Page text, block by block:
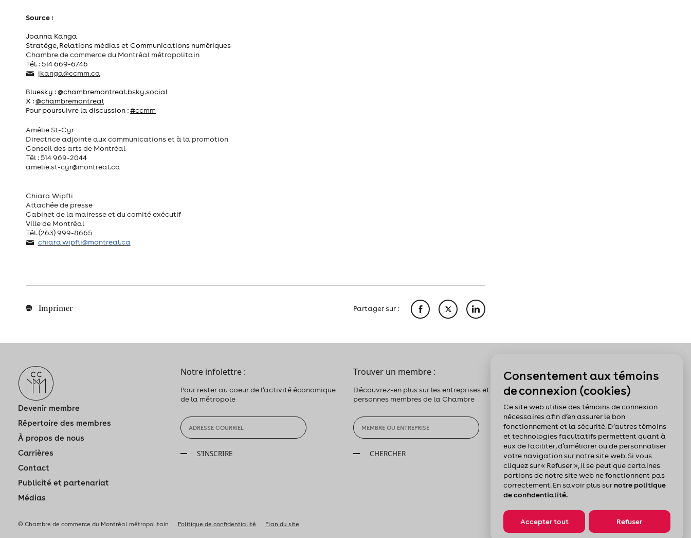
Source :
Joanna Kanga
Stratège, Relations médias et Communications numériques
Chambre de commerce du Montréal métropolitain
Tél. : 514669-6746
jkanga@ccmm.ca
Bluesky :@chambremontreal.bsky.social
X :@chambremontreal
Pour poursuivre la discussion :#ccmm
Amélie St-Cyr
Directrice adjointe aux communications et à la promotion
Conseil des arts de Montréal
Tél : 514 969-2044
amelie.st-cyr@montreal.ca
Chiara Wipfli
Attachée de presse
Cabinet de la mairesse et du comité exécutif
Ville de Montréal
Tél. (263) 999-8665
chiara.wipfli@montreal.ca
Imprimer Partager sur :
Devenir membre
Répertoire des membres
À propos de nous
Carrières
Contact
Publicité et partenariat
Médias
Notre infolettre :
Pour rester au coeur de l’activité économique
de la métropole
S'INSCRIRE
Trouver un membre :
Découvrez-en plus sur les entreprises et les
personnes membres de la Chambre
CHERCHER
Pour nous suivre :
© Chambre de commerce du Montréal métropolitain Politique de confidentialité Plan du site
Consentement aux témoins
de connexion (cookies)
Ce site web utilise des témoins de connexion
nécessaires afin d’en assurer le bon
fonctionnement et la sécurité. D’autres témoins
et technologies facultatifs permettent quant à
eux de faciliter, d’améliorer ou de personnaliser
votre navigation sur notre site web. Si vous
cliquez sur « Refuser », il se peut que certaines
portions de notre site web ne fonctionnent pas
correctement. En savoir plus sur notre politique
de confidentialité.
Accepter tout Refuser